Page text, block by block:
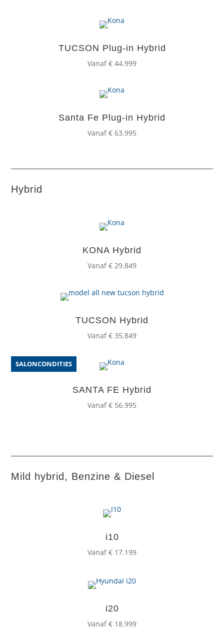
TUCSON Plug-in Hybrid
Vanaf € 44.999
Santa Fe Plug-in Hybrid
Vanaf € 63.995
Hybrid
KONA Hybrid
Vanaf € 29.849
TUCSON Hybrid
Vanaf € 35.849
SANTA FE Hybrid
Vanaf € 56.995
SALONCONDITIES
Mild hybrid, Benzine & Diesel
i10
Vanaf € 17.199
i20
Vanaf€ 18.999